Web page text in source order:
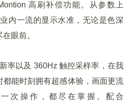
高刷补偿功能。从参数上
内一流的显示水准，无论是色深
眼前。
率以及 360Hz 触控采样率，在我
都能时刻拥有超感体验，画面更流
次操作，都尽在掌握。配合